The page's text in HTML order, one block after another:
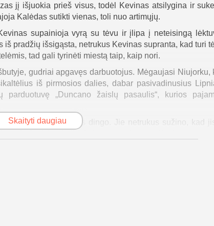
jį išjuokia prieš visus, todėl Kevinas atsilygina ir
Kalėdas sutikti vienas, toli nuo artimųjų.
supainioja vyrą su tėvu ir įlipa į neteisingą
pradžių išsigąsta, netrukus Kevinas supranta, kad turi
tad gali tyrinėti miestą taip, kaip nori.
gudriai apgavęs darbuotojus. Mėgaujasi Niujorku,
iš pirmosios dalies, dabar pasivadinusius
„Duncano žaislų pasaulis“, kurios
kad Kevinas dingo. Jie netrukus sužino, kad jis
Skaityti daugiau